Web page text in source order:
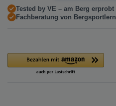
Tested by VE – am Berg erprobt
Fachberatung von Bergsportlern